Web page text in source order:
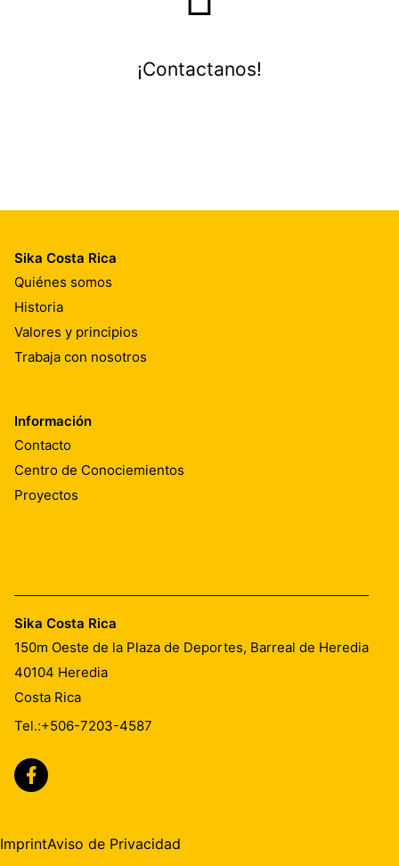
¡Contactanos!
Sika Costa Rica
Quiénes somos
Historia
Valores y principios
Trabaja con nosotros
Información
Contacto
Centro de Conociemientos
Proyectos
Sika Costa Rica
150m Oeste de la Plaza de Deportes, Barreal de Heredia
40104 Heredia
Costa Rica
Tel.:+506-7203-4587
ImprintAviso de Privacidad